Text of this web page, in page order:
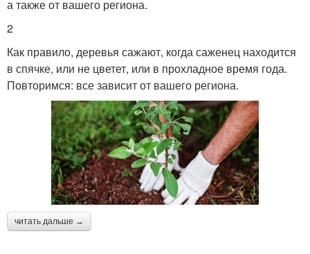
а также от вашего региона.
2
Как правило, деревья сажают, когда саженец находится
в спячке, или не цветет, или в прохладное время года.
Повторимся: все зависит от вашего региона.
читать дальше →